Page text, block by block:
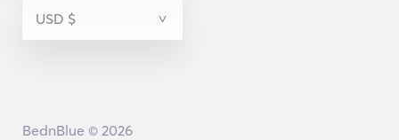
BednBlue © 2026